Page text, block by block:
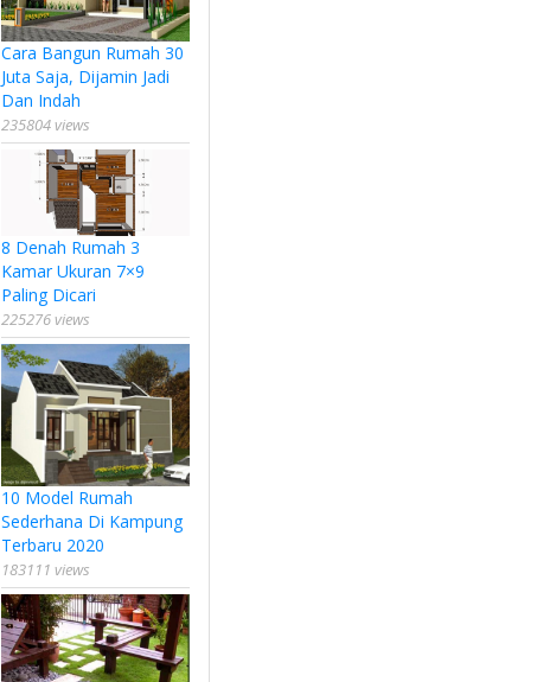
Cara Bangun Rumah 30
Juta Saja, Dijamin Jadi
Dan Indah
235804 views
8 Denah Rumah 3
Kamar Ukuran 7×9
Paling Dicari
225276 views
10 Model Rumah
Sederhana Di Kampung
Terbaru 2020
183111 views